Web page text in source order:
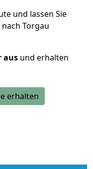
und lassen Sie
Torgau
aus und erhalten
erhalten